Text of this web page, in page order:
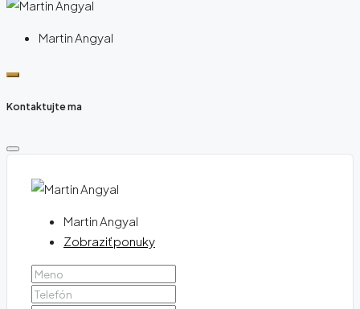
Martin Angyal
Kontaktujte ma
Martin Angyal
Zobraziť ponuky